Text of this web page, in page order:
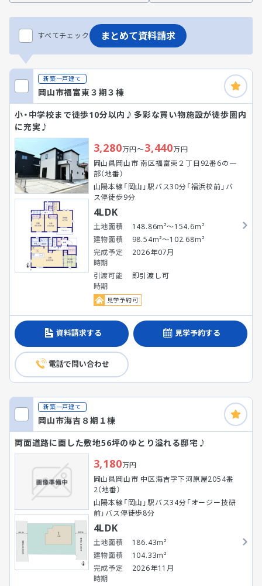
すべてチェック まとめて資料請求
新築一戸建て
岡山市福富東３期３棟
小・中学校まで徒歩10分以内♪多彩な買い物施設が徒歩圏内
に充実♪
3,280万円～3,440万円
岡山県岡山市 南区福富東２丁目92番6の一
部（地番）
山陽本線「岡山」駅バス30分「福浜校前」バ
ス停徒歩9分
4LDK
土地面積
148.86m²～154.6m²
建物面積
98.54m²～102.68m²
完成予定
時期
2026年07月
引渡可能
時期
即引渡し可
見学予約可
資料請求する 見学予約する
電話で問い合わせ
新築一戸建て
岡山市海吉８期１棟
両面道路に面した敷地56坪のゆとり溢れる邸宅♪
3,180万円
岡山県岡山市 中区海吉字下河原屋2054番
2（地番）
山陽本線「岡山」駅バス34分「オージー技研
前」バス停徒歩8分
4LDK
土地面積
186.43m²
建物面積
104.33m²
完成予定
時期
2026年11月